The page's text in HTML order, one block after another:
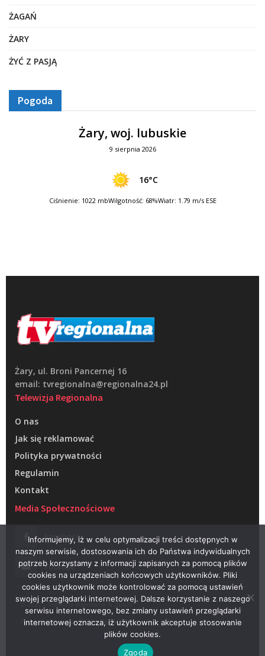
ŻAGAŃ
ŻARY
ŻYĆ Z PASJĄ
Pogoda
Żary, woj. lubuskie
9 sierpnia 2026
16°C
Ciśnienie: 1022 mbWilgotność: 68%Wiatr: 1.79 m/s ESE
Żary, ul. Broni Pancernej 16
email: tvregionalna@regionalna24.pl
Telewizja Regionalna
O nas
Jak się reklamować
Polityka prywatności
Regulamin
Kontakt
Media Społecznościowe
Facebook
Youtube
© 2022 – Telewizja Regionalna w Żarach
Projektowanie stron WWW –RAGACOM
Informujemy, iż w celu optymalizacji treści dostępnych w
naszym serwisie, dostosowania ich do Państwa indywidualnych
potrzeb korzystamy z informacji zapisanych za pomocą plików
cookies na urządzeniach końcowych użytkowników. Pliki
cookies użytkownik może kontrolować za pomocą ustawień
swojej przeglądarki internetowej. Dalsze korzystanie z naszego
serwisu internetowego, bez zmiany ustawień przeglądarki
internetowej oznacza, iż użytkownik akceptuje stosowanie
plików cookies.
Zgoda